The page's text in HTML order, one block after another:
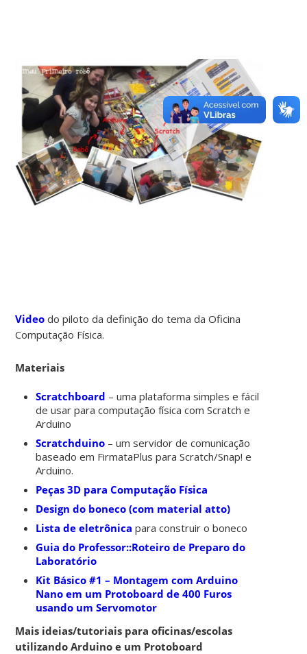
Video do piloto da definição do tema da Oficina
Computação Física.
Materiais
Scratchboard – uma plataforma simples e fácil
de usar para computação física com Scratch e
Arduino
Scratchduino – um servidor de comunicação
baseado em FirmataPlus para Scratch/Snap! e
Arduino.
Peças 3D para Computação Física
Design do boneco (com material atto)
Lista de eletrônica para construir o boneco
Guia do Professor::Roteiro de Preparo do
Laboratório
Kit Básico #1 – Montagem com Arduino
Nano em um Protoboard de 400 Furos
usando um Servomotor
Mais ideias/tutoriais para oficinas/escolas
utilizando Arduino e um Protoboard